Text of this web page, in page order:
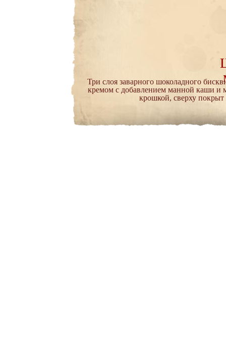
Три слоя заварного шоколадного
кремом с добавлением манной каши и
крошкой, сверху